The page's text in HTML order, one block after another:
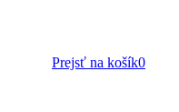
Prejsť na košík0